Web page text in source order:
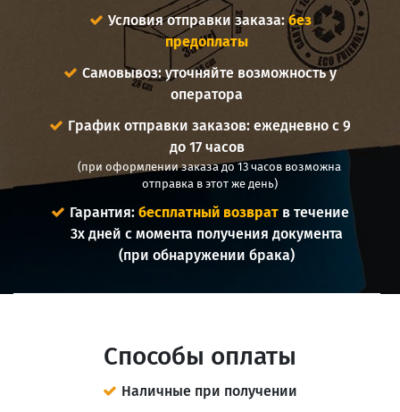
Условия отправки заказа:без
предоплаты
Самовывоз: уточняйте возможность у
оператора
График отправки заказов: ежедневно с 9
до 17 часов
(при оформлении заказа до 13 часов возможна
отправка в этот же день)
Гарантия:бесплатный возврат в течение
3х дней с момента получения документа
(при обнаружении брака)
Способы оплаты
Наличные при получении